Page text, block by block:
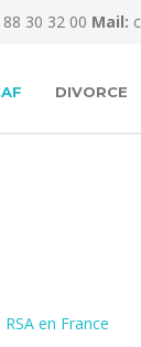
88 30 32 00 Mail:
DIVORCE
en France